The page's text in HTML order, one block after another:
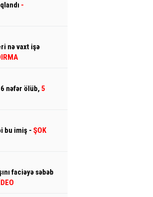
-
nə vaxt işə
nəfər ölüb, 5
bu imiş - ŞOK
faciəyə səbəb